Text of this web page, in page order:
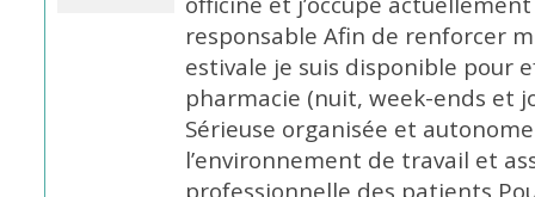
responsable Afin de renforcer
estivale je suis disponible pour
pharmacie (nuit, week-ends et
Sérieuse organisée et
l’environnement de travail et